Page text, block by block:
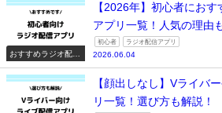
おすすめラジオ配信
【2026年】初心者にお
アプリ一覧！人気の理由
初心者 ラジオ配信アプリ
2026.06.04
【顔出しなし】Vライバ
リ一覧！選び方も解説！